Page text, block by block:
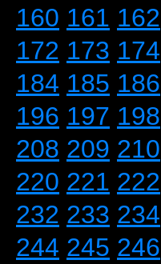
160 161 162
172 173 174
184 185 186
196 197 198
208 209 210
220 221 222
232 233 234
244 245 246